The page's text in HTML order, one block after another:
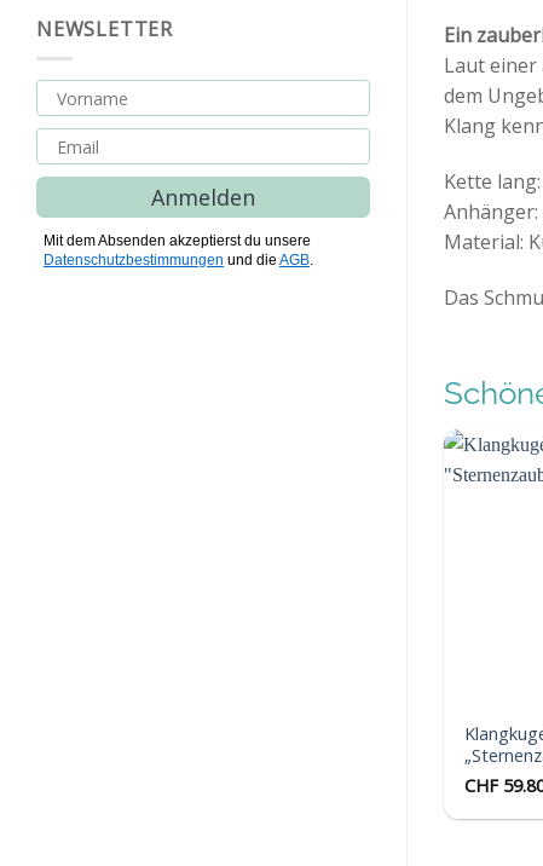
NEWSLETTER
Anmelden
Mit dem Absenden akzeptierst du unsere
Datenschutzbestimmungen und die AGB.
Ein
Laut
dem
Klang
Kette lang:
Anhänger:
Material:
Das
CHF